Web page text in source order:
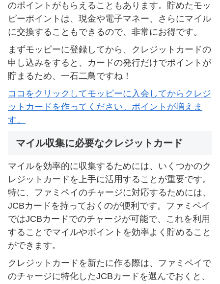
のポイントがもらえることもあります。貯めたモッ
ピーポイントは、現金や電子マネー、さらにマイル
に交換することもできるので、非常にお得です。
まずモッピーに登録してから、クレジットカードの
申し込みをすると、カードの発行だけでポイントが
貯まるため、一石二鳥ですね！
ココをクリックしてモッピーに入会してからクレジ
ットカードを作ってください。ポイントが増えま
す。
マイル収集に必要なクレジットカード
マイルを効率的に収集するためには、いくつかのク
レジットカードを上手に活用することが重要です。
特に、ファミペイのチャージに対応するためには、
JCBカードを持っておくのが便利です。ファミペイ
ではJCBカードでのチャージが可能で、これを利用
することでマイルやポイントを効率よく貯めること
ができます。
クレジットカードを新たに作る際は、ファミペイで
のチャージに特化したJCBカードを選んでおくと、